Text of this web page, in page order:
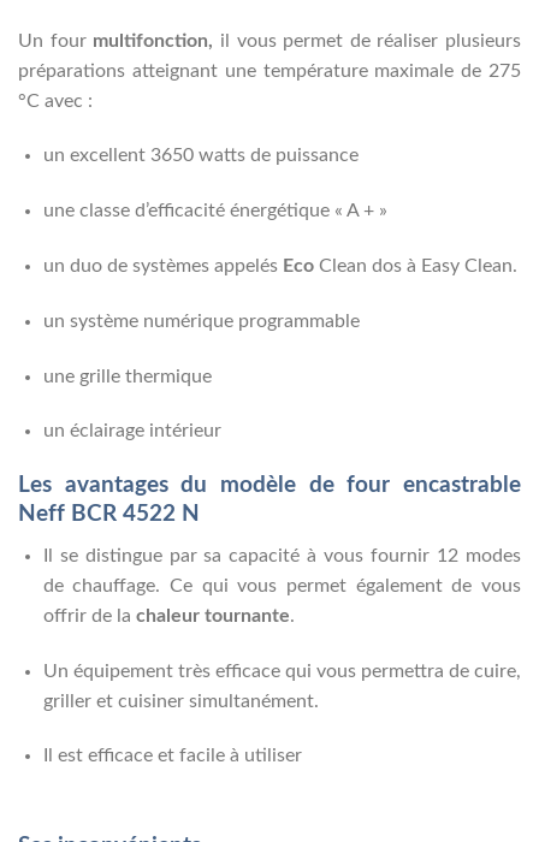
Un four multifonction, il vous permet de réaliser plusieurs
préparations atteignant une température maximale de 275
°C avec :
un excellent 3650 watts de puissance
une classe d’efficacité énergétique « A + »
un duo de systèmes appelésEcoClean dos à Easy Clean.
un système numérique programmable
une grille thermique
un éclairage intérieur
Les avantages du modèle de four encastrable
Neff BCR 4522 N
Il se distingue par sa capacité à vous fournir 12 modes
de chauffage. Ce qui vous permet également de vous
offrir de la chaleur tournante.
Un équipement très efficace qui vous permettra de cuire,
griller et cuisiner simultanément.
Il est efficace et facile à utiliser